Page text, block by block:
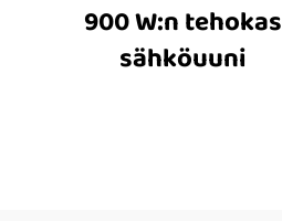
900 W:n tehokas
sähköuuni